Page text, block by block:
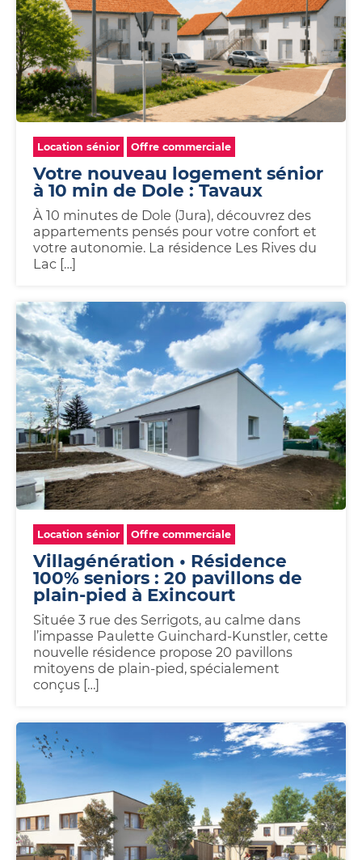
Location sénior Offre commerciale
Votre nouveau logement sénior
à 10 min de Dole : Tavaux
À 10 minutes de Dole (Jura), découvrez des
appartements pensés pour votre confort et
votre autonomie. La résidence Les Rives du
Lac […]
Location sénior Offre commerciale
Villagénération • Résidence
100% seniors : 20 pavillons de
plain‑pied à Exincourt
Située 3 rue des Serrigots, au calme dans
l’impasse Paulette Guinchard‑Kunstler, cette
nouvelle résidence propose 20 pavillons
mitoyens de plain‑pied, spécialement
conçus […]